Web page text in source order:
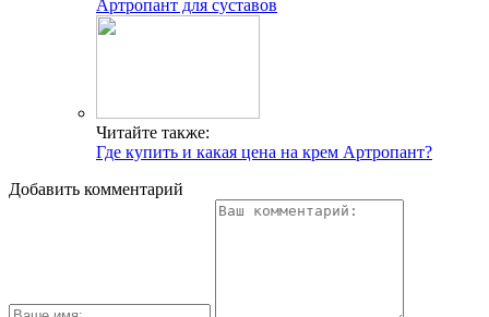
Артропант для суставов
Читайте также:
Где купить и какая цена на крем Артропант?
Добавить комментарий